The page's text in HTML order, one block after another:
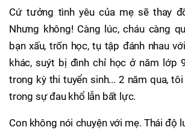
Cứ tưởng tình yêu của mẹ sẽ thay
Nhưng không! Càng lúc, cháu càng
bạn xấu, trốn học, tụ tập đánh nhau
khác, suýt bị đình chỉ học ở năm lớp
trong kỳ thi tuyển sinh... 2 năm qua,
trong sự đau khổ lẫn bất lực.
Con không nói chuyện với mẹ. Thái độ